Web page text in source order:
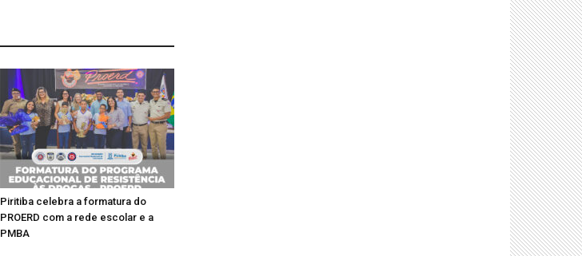
Piritiba celebra a formatura do
PROERD com a rede escolar e a
PMBA